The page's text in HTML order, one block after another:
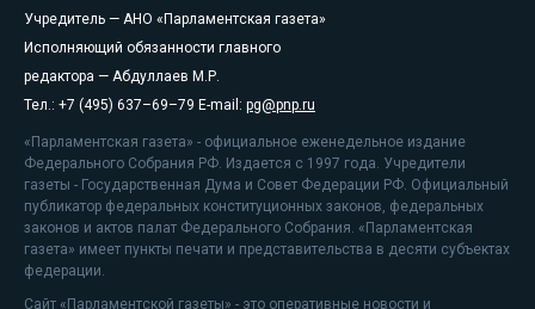
Учредитель — АНО «Парламентская газета»
Исполняющий обязанности главного
редактора — Абдуллаев М.Р.
Тел.: +7 (495) 637–69–79 E-mail: pg@pnp.ru
«Парламентская газета» - официальное еженедельное издание
Федерального Собрания РФ. Издается с 1997 года. Учредители
газеты - Государственная Дума и Совет Федерации РФ. Официальный
публикатор федеральных конституционных законов, федеральных
законов и актов палат Федерального Собрания. «Парламентская
газета» имеет пункты печати и представительства в десяти субъектах
федерации.
Сайт «Парламентской газеты» - это оперативные новости и